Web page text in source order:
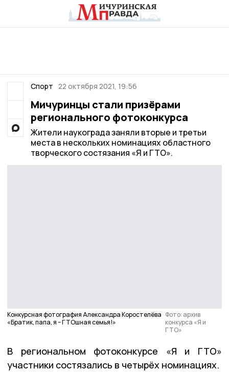
Спорт 22 октября 2021, 19:56
Мичуринцы стали призёрами
регионального фотоконкурса
Жители наукограда заняли вторые и третьи
места в нескольких номинациях областного
творческого состязания «Я и ГТО».
Конкурсная фотография Александра Коростелёва
«Братик, папа, я – ГТОшная семья!»
Фото: архив
конкурса «Я и
ГТО»
В региональном фотоконкурсе «Я и ГТО»
участники состязались в четырёх номинациях.